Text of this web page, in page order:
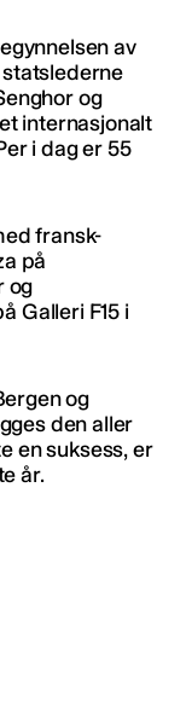
av
og
internasjonalt
i dag er 55
fransk-
på
og
Galleri F15 i
og
den aller
en suksess, er
år.